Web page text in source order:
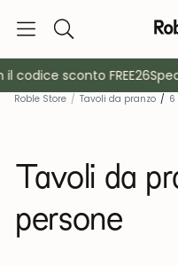
Ricerca
sconto FREE26
Roble Store / Tavoli da pranzo / 6
Tavoli da
persone